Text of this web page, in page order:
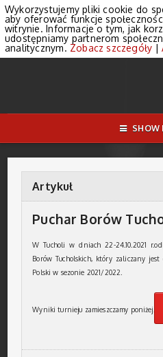
SHOW
Artykuł
Puchar Borów
W Tucholi w dniach 22-24.10.2021
Borów Tucholskich, który zaliczany
Polski w sezonie 2021/2022.
Wyniki turnieju zamieszczamy poniżej.
Wykorzystujemy pliki cookie do
aby oferować funkcje
witrynie. Informacje o tym, jak
udostępniamy partnerom
analitycznym. Zobacz szczegóły |